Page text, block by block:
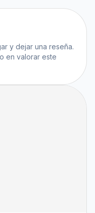
y dejar una reseña.
en valorar este